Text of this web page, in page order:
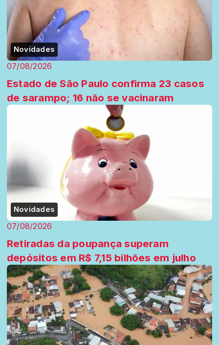
Novidades
07/08/2026
Estado de São Paulo confirma 23 casos
de sarampo; 16 não se vacinaram
Novidades
07/08/2026
Retiradas da poupança superam
depósitos em R$ 7,15 bilhões em julho